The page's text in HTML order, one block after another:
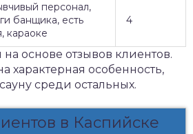
персонал,
банщика, есть
караоке
4
на основе отзывов клиентов.
характерная особенность,
среди остальных.
в Каспийске